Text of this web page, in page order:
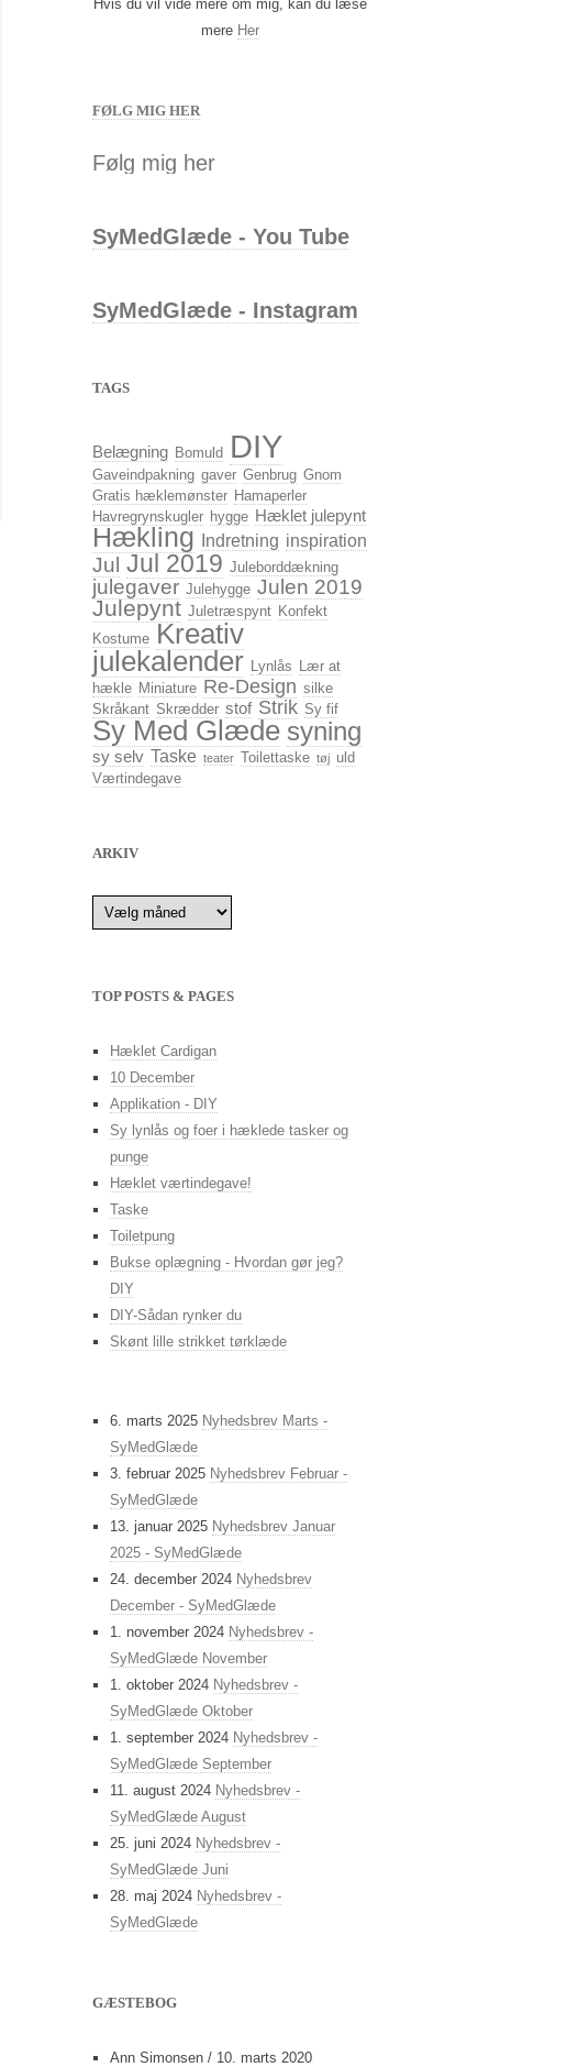
Hvis du vil vide mere om mig, kan du læse
mere Her
FØLG MIG HER
Følg mig her
SyMedGlæde - You Tube
SyMedGlæde - Instagram
TAGS
Belægning Bomuld DIY
Gaveindpakning gaver Genbrug Gnom
Gratis hæklemønster Hamaperler
Havregrynskugler hygge Hæklet julepynt
Hækling Indretning inspiration
Jul Jul 2019 Juleborddækning
julegaver Julehygge Julen 2019
Julepynt Juletræspynt Konfekt
Kostume Kreativ
julekalender Lynlås Lær at
hækle Miniature Re-Design silke
Skråkant Skrædder stof Strik Sy fif
Sy Med Glæde syning
sy selv Taske teater Toilettaske tøj uld
Værtindegave
ARKIV
Arkiv
TOP POSTS & PAGES
Hæklet Cardigan
10 December
Applikation - DIY
Sy lynlås og foer i hæklede tasker og
punge
Hæklet værtindegave!
Taske
Toiletpung
Bukse oplægning - Hvordan gør jeg?
DIY
DIY-Sådan rynker du
Skønt lille strikket tørklæde
6. marts 2025 Nyhedsbrev Marts -
SyMedGlæde
3. februar 2025 Nyhedsbrev Februar -
SyMedGlæde
13. januar 2025 Nyhedsbrev Januar
2025 - SyMedGlæde
24. december 2024 Nyhedsbrev
December - SyMedGlæde
1. november 2024 Nyhedsbrev -
SyMedGlæde November
1. oktober 2024 Nyhedsbrev -
SyMedGlæde Oktober
1. september 2024 Nyhedsbrev -
SyMedGlæde September
11. august 2024 Nyhedsbrev -
SyMedGlæde August
25. juni 2024 Nyhedsbrev -
SyMedGlæde Juni
28. maj 2024 Nyhedsbrev -
SyMedGlæde
GÆSTEBOG
Ann Simonsen / 10. marts 2020